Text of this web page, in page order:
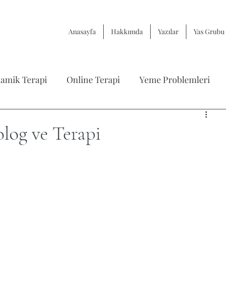
Anasayfa Hakkımda Yazılar Yas Grubu
Terapi Online Terapi Yeme Problemleri
Yas ve Kayıp
ve Terapi